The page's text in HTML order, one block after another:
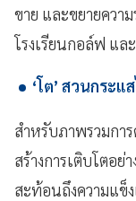
ขาย และขยายคว
โรงเรียนกอล์ฟ แ
‘โต’ สวนกระ
สำหรับภาพรวมกา
สร้างการเติบโตอย่
สะท้อนถึงความแข็ง